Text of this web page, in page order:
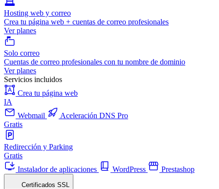
Hosting web y correo
Crea tu página web + cuentas de correo profesionales
Ver planes
Solo correo
Cuentas de correo profesionales con tu nombre de dominio
Ver planes
Servicios incluidos
Crea tu página web
IA
Webmail
Aceleración DNS Pro
Gratis
Redirección y Parking
Gratis
Instalador de aplicaciones
WordPress Prestashop
Certificados SSL